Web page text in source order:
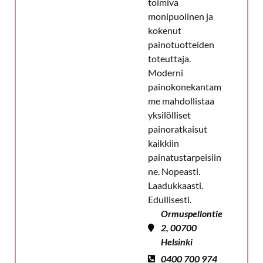
monipuolinen ja
kokenut
painotuotteiden
toteuttaja.
Moderni
painokonekantam
me mahdollistaa
yksilölliset
painoratkaisut
kaikkiin
painatustarpeisiin
ne. Nopeasti.
Laadukkaasti.
Edullisesti.
Ormuspellontie
2, 00700
Helsinki
0400 700 974